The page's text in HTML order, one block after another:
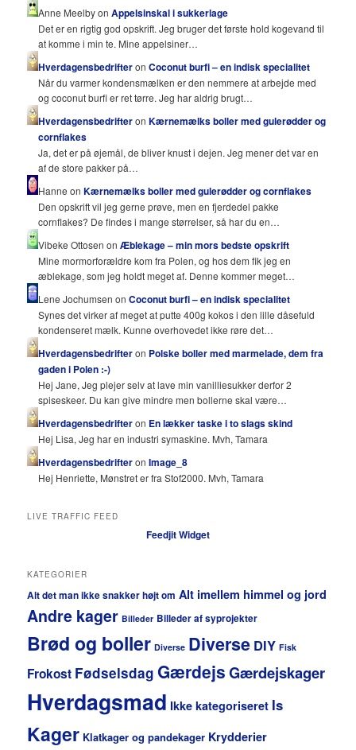
Anne Meelby onAppelsinskal i sukkerlage
Det er en rigtig god opskrift. Jeg bruger det første hold kogevand til
at komme i min te. Mine appelsiner…
HverdagensbedrifteronCoconut burfi – en indisk specialitet
Når du varmer kondensmælken er den nemmere at arbejde med
og coconut burfi er ret tørre. Jeg har aldrig brugt…
HverdagensbedrifteronKærnemælks boller med gulerødder og
cornflakes
Ja, det er på øjemål, de bliver knust i dejen. Jeg mener det var en
af de store pakker på…
Hanne onKærnemælks boller med gulerødder og cornflakes
Den opskrift vil jeg gerne prøve, men en fjerdedel pakke
cornflakes? De findes i mange størrelser, så har du en…
Vibeke Ottosen onÆblekage – min mors bedste opskrift
Mine mormorforældre kom fra Polen, og hos dem fik jeg en
æblekage, som jeg holdt meget af. Denne kommer meget…
Lene Jochumsen onCoconut burfi – en indisk specialitet
Synes det virker af meget at putte 400g kokos i den lille dåsefuld
kondenseret mælk. Kunne overhovedet ikke røre det…
Hverdagensbedrifteron Polske boller med marmelade, dem fra
gaden i Polen :-)
Hej Jane, Jeg plejer selv at lave min vanilliesukker derfor 2
spiseskeer. Du kan give mindre men bollerne skal være…
Hverdagensbedrifteron En lækker taske i to slags skind
Hej Lisa, Jeg har en industri symaskine. Mvh, Tamara
HverdagensbedrifteronImage_8
Hej Henriette, Mønstret er fra Stof2000. Mvh, Tamara
LIVE TRAFFIC FEED
Feedjit Widget
KATEGORIER
Alt det man ikke snakker højt om Alt imellem himmel og jord
Andre kager Billeder Billeder af syprojekter
Brød og boller Diverse Diverse DIY Fisk
Frokost Fødselsdag GærdejsGærdejskager
Hverdagsmad Ikke kategoriseret Is
Kager Klatkager og pandekager Krydderier